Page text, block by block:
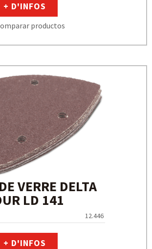
+ D'INFOS
productos
VERRE DELTA
LD 141
12.446
+ D'INFOS